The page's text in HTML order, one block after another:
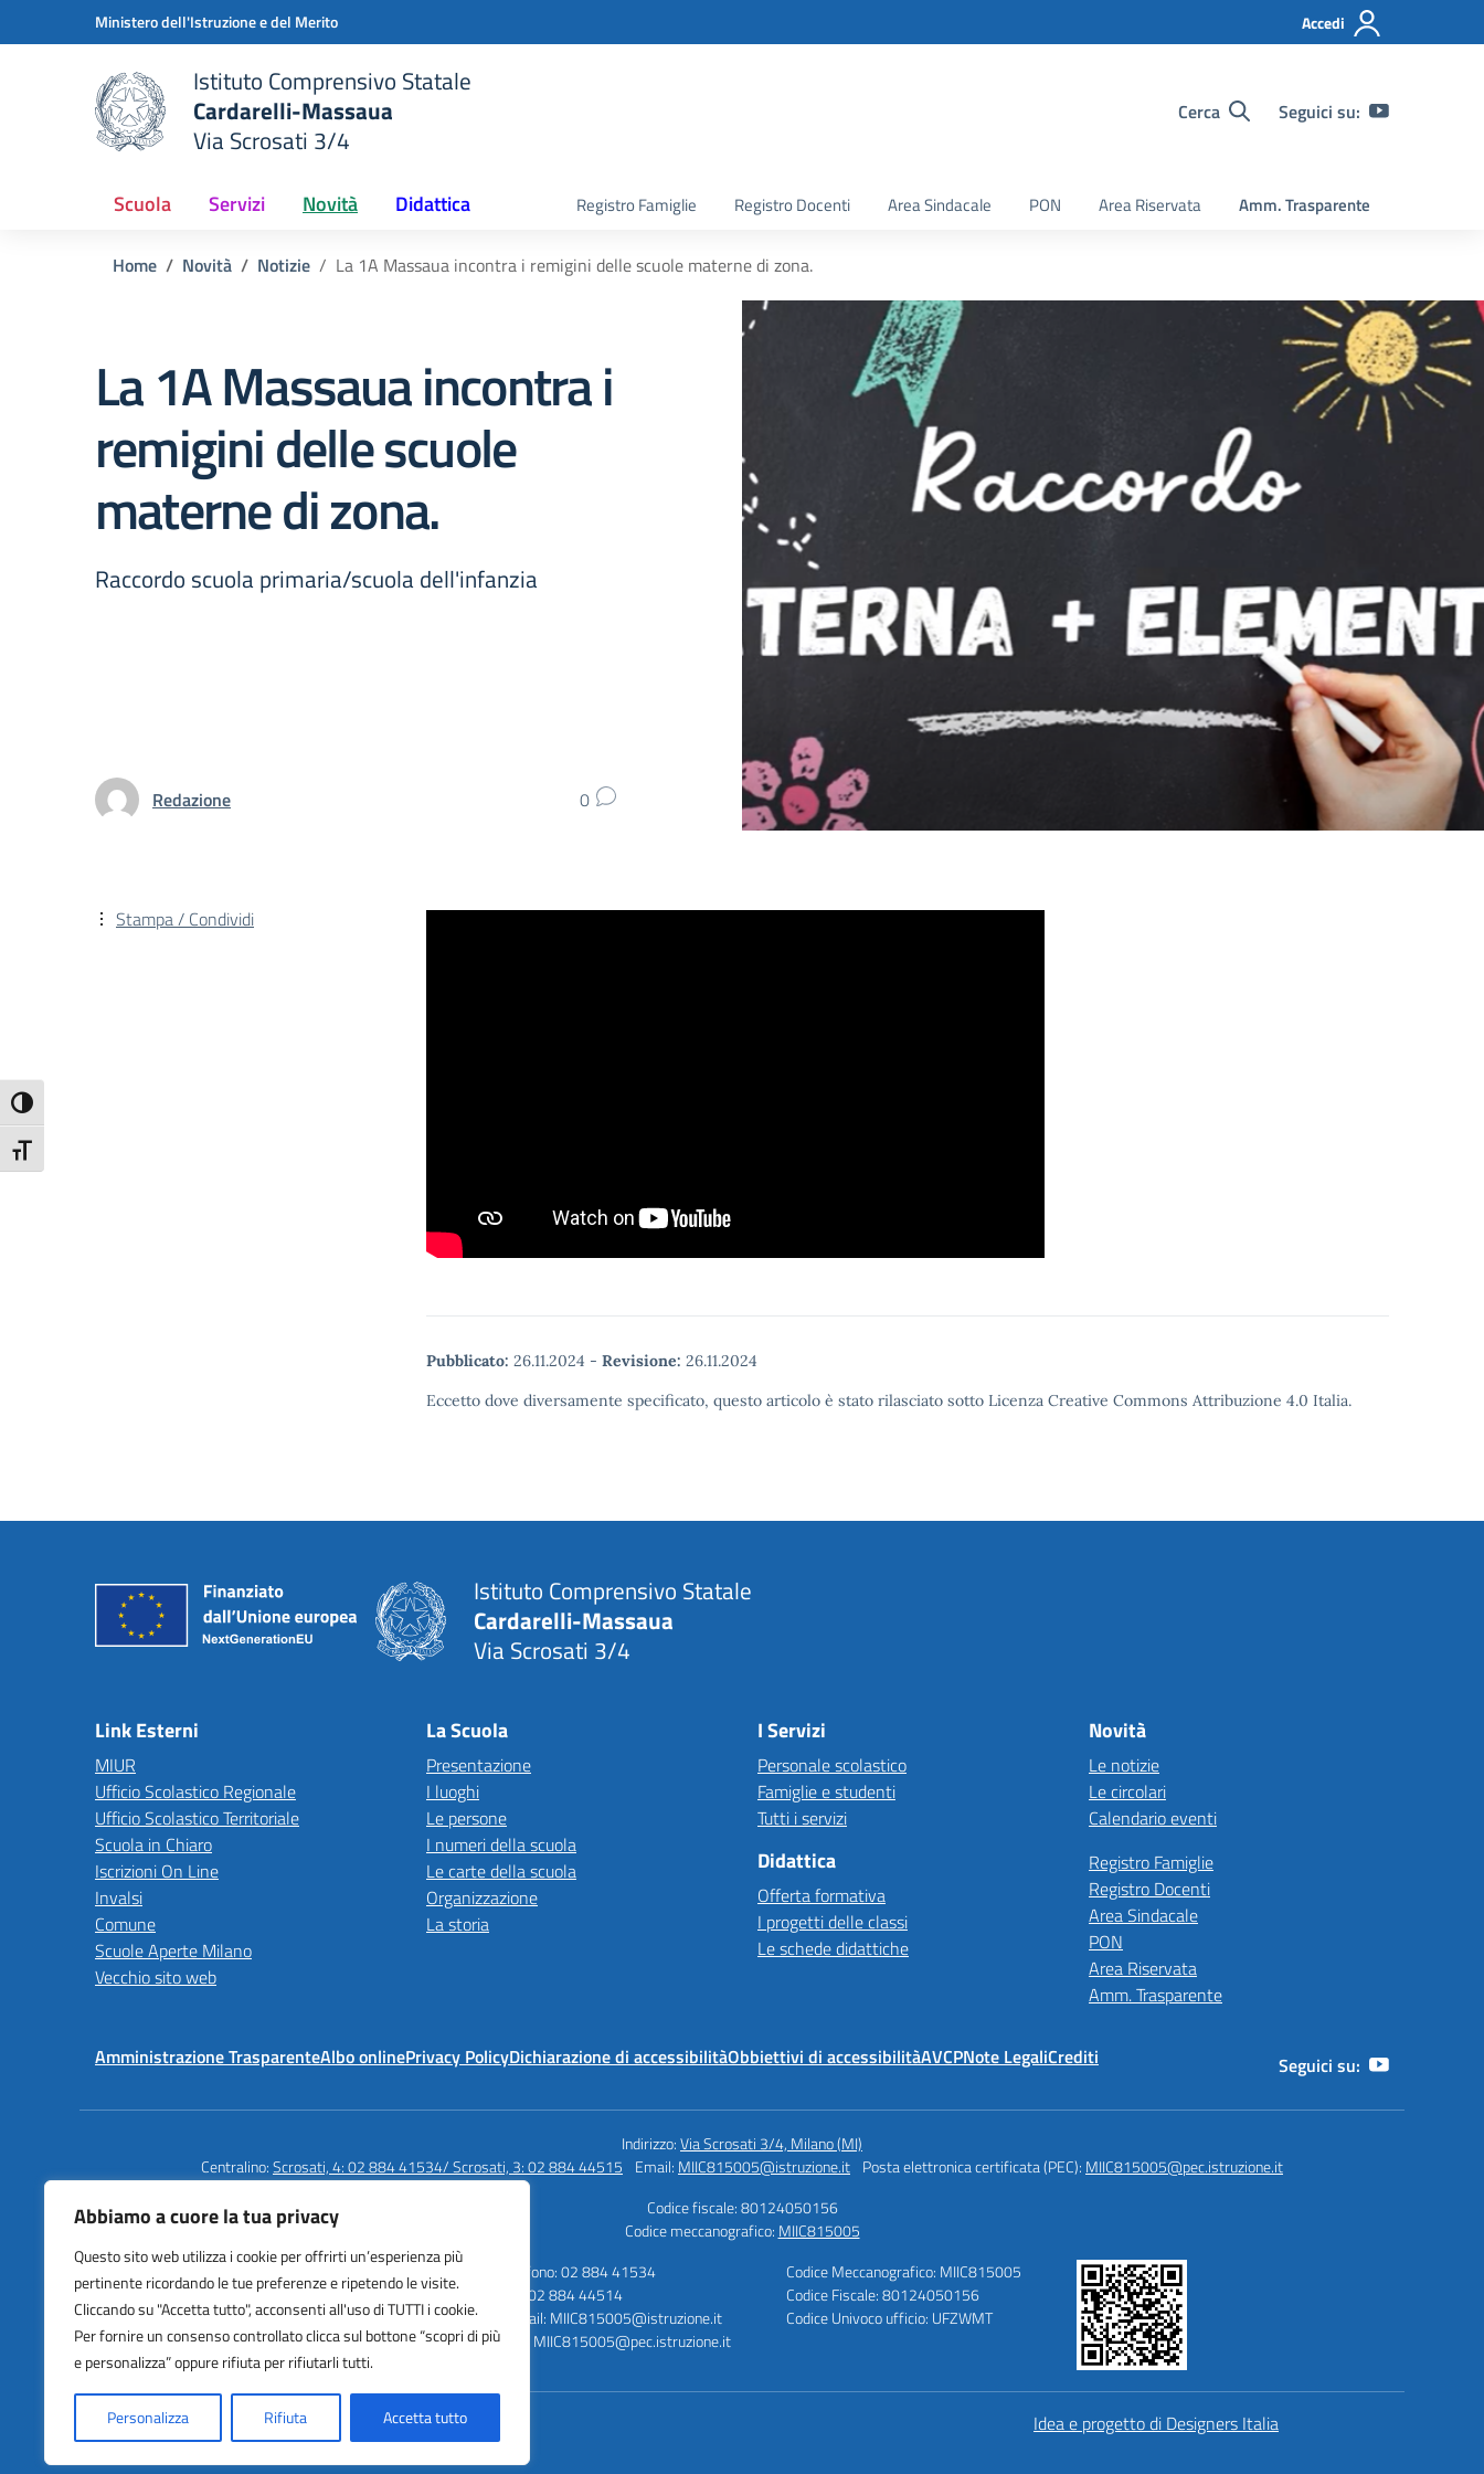
Abbiamo a cuore la tua privacy
Questo sito web utilizza i cookie per offrirti un’esperienza più
pertinente ricordando le tue preferenze e ripetendo le visite.
Cliccando su "Accetta tutto", acconsenti all'uso di TUTTI i cookie.
Per fornire un consenso controllato clicca sul bottone “scopri di più
e personalizza” oppure rifiuta per rifiutarli tutti.
Personalizza Rifiuta Accetta tutto
Attiva/disattiva alto contrasto
Attiva/disattiva dimensione testo
Vai ai contenuti
Vai al menu di navigazioneMinistero dell'Istruzione e del Merito Accedi
scuola
Istituto Comprensivo Statale
Cardarelli-Massaua
Via Scrosati 3/4
Cerca Seguici su:
Scuola Servizi Novità Didattica Registro Famiglie Registro Docenti Area Sindacale PON Area Riservata Amm. Trasparente
Home Novità Notizie La 1A Massaua incontra i remigini delle scuole materne di zona.
La 1A Massaua incontra i
remigini delle scuole
materne di zona.
Raccordo scuola primaria/scuola dell'infanzia
Redazione 0
Pubblicato: 26.11.2024 - Revisione: 26.11.2024
Eccetto dove diversamente specificato, questo articolo è stato rilasciato sotto Licenza Creative Commons Attribuzione 4.0 Italia.
Stampa / Condividi
Istituto Comprensivo Statale
Cardarelli-Massaua
Via Scrosati 3/4
Link Esterni
MIUR
Ufficio Scolastico Regionale
Ufficio Scolastico Territoriale
Scuola in Chiaro
Iscrizioni On Line
Invalsi
Comune
Scuole Aperte Milano
Vecchio sito web
La Scuola
Presentazione
I luoghi
Le persone
I numeri della scuola
Le carte della scuola
Organizzazione
La storia
I Servizi
Personale scolastico
Famiglie e studenti
Tutti i servizi
Didattica
Offerta formativa
I progetti delle classi
Le schede didattiche
Novità
Le notizie
Le circolari
Calendario eventi
Registro Famiglie
Registro Docenti
Area Sindacale
PON
Area Riservata
Amm. Trasparente
Amministrazione TrasparenteAlbo onlinePrivacy PolicyDichiarazione di accessibilitàObbiettivi di accessibilitàAVCPNote LegaliCrediti Seguici su:
Indirizzo:Via Scrosati 3/4, Milano (MI)
Centralino:Scrosati, 4: 02 884 41534/ Scrosati, 3: 02 884 44515 Email: MIIC815005@istruzione.it Posta elettronica certificata (PEC): MIIC815005@pec.istruzione.it
Codice fiscale: 80124050156
Codice meccanografico: MIIC815005
Istituto Comprensivo Statale
Cardarelli | Massaua
Via Scrosati 3/4, Milano (MI)
Telefono: 02 884 41534
Fax: 02 884 44514
E-mail: MIIC815005@istruzione.it
PEC: MIIC815005@pec.istruzione.it
Codice Meccanografico: MIIC815005
Codice Fiscale: 80124050156
Codice Univoco ufficio: UFZWMT
Idea e progetto di Designers Italia